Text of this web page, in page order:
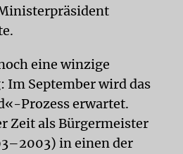
eine winzige
September wird das
Prozess erwartet.
Zeit als Bürgermeister
in einen der